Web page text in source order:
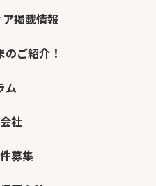
掲載情報
ご紹介！
ム
社
募集